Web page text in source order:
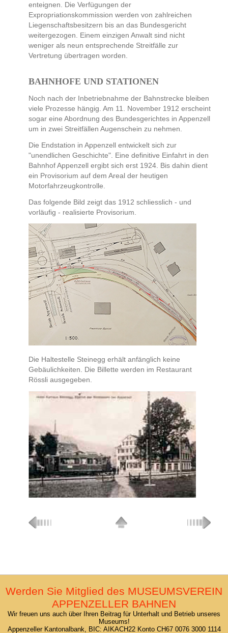
enteignen. Die Verfügungen der
Expropriationskommission werden von zahlreichen
Liegenschaftsbesitzern bis an das Bundesgericht
weitergezogen. Einem einzigen Anwalt sind nicht
weniger als neun entsprechende Streitfälle zur
Vertretung übertragen worden.
BAHNHOFE UND STATIONEN
Noch nach der Inbetriebnahme der Bahnstrecke bleiben
viele Prozesse hängig. Am 11. November 1912 erscheint
sogar eine Abordnung des Bundesgerichtes in Appenzell
um in zwei Streitfällen Augenschein zu nehmen.
Die Endstation in Appenzell entwickelt sich zur
"unendlichen Geschichte". Eine definitive Einfahrt in den
Bahnhof Appenzell ergibt sich erst 1924. Bis dahin dient
ein Provisorium auf dem Areal der heutigen
Motorfahrzeugkontrolle.
Das folgende Bild zeigt das 1912 schliesslich - und
vorläufig - realisierte Provisorium.
Die Haltestelle Steinegg erhält anfänglich keine
Gebäulichkeiten. Die Billette werden im Restaurant
Rössli ausgegeben.
Werden Sie Mitglied des MUSEUMSVEREIN
APPENZELLER BAHNEN
Wir freuen uns auch über Ihren Beitrag für Unterhalt und Betrieb unseres
Museums!
Appenzeller Kantonalbank, BIC: AIKACH22 Konto CH67 0076 3000 1114